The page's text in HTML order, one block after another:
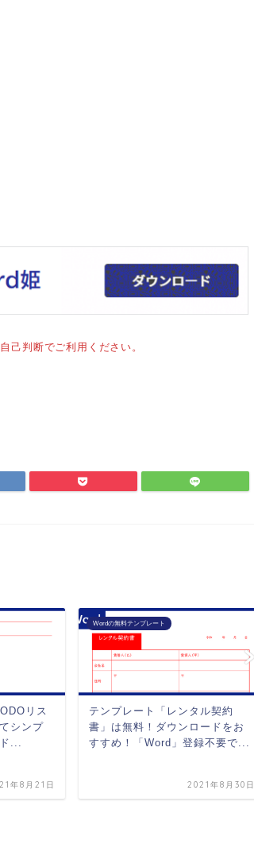
己判断でご利用ください。
リス
シンプ
...
年8月21日
Wordの無料テンプレート
テンプレート「レンタル契約
書」は無料！ダウンロードをお
すすめ！「Word」登録不要で...
2021年8月30日